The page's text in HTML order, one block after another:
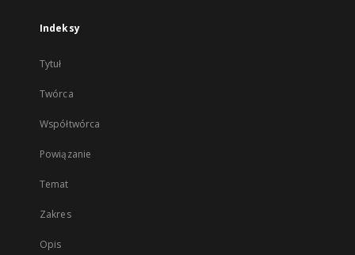
Indeksy
Tytuł
Twórca
Współtwórca
Powiązanie
Temat
Zakres
Opis